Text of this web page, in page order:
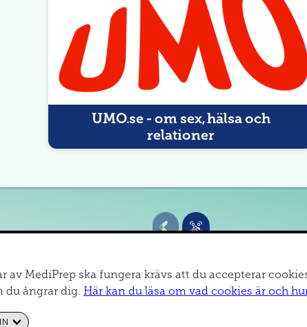
UMO.se - om sex, hälsa och
relationer
av MediPrep ska fungera krävs att du accepterar
du ångrar dig. Här kan du läsa om vad cookies är och